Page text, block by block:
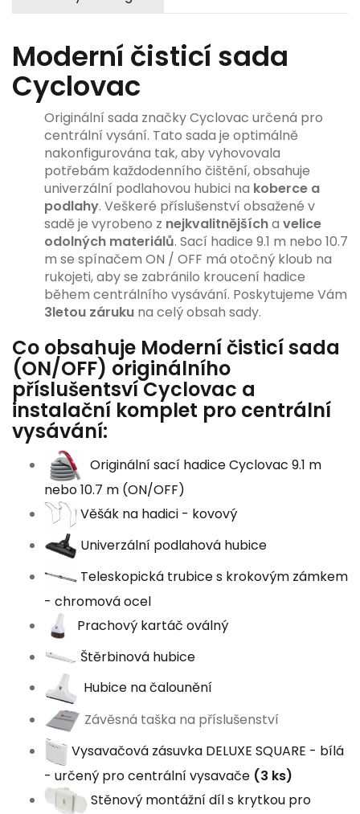
Moderní čisticí sada
Cyclovac
Originální sada značky Cyclovac určená pro
centrální vysání. Tato sada je optimálně
nakonfigurována tak, aby vyhovovala
potřebám každodenního čištění, obsahuje
univerzální podlahovou hubici na koberce a
podlahy. Veškeré příslušenství obsažené v
sadě je vyrobeno z nejkvalitnějšícha velice
odolných materiálů. Sací hadice 9.1 m nebo 10.7
m se spínačem ON / OFF má otočný kloub na
rukojeti, aby se zabránilo kroucení hadice
během centrálního vysávání. Poskytujeme Vám
3letou záruku na celý obsah sady.
Co obsahuje Moderní čisticí sada
(ON/OFF) originálního
příslušentsví Cyclovac a
instalační komplet pro centrální
vysávání:
Originální sací hadice Cyclovac 9.1 m
nebo 10.7 m (ON/OFF)
Věšák na hadici - kovový
Univerzální podlahová hubice
Teleskopická trubice s krokovým zámkem
- chromová ocel
Prachový kartáč oválný
Štěrbinová hubice
Hubice na čalounění
Závěsná taška na příslušenství
Vysavačová zásuvka DELUXE SQUARE - bílá
- určený pro centrální vysavače (3 ks)
Stěnový montážní díl s krytkou pro